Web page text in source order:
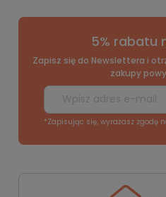
5% rabatu
Zapisz się do Newslettera i
zakupy
*Zapisując się, wyrażasz zgodę